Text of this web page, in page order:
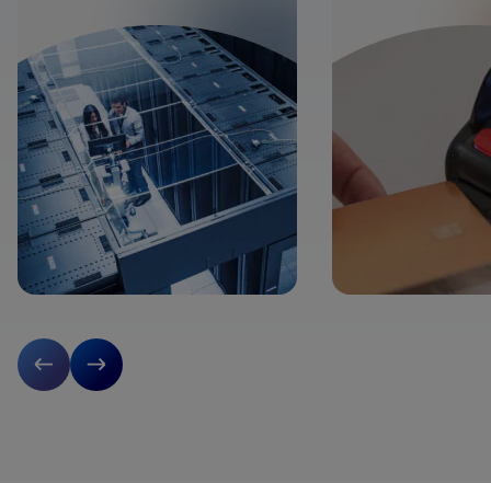
Diapositive précédente
Diapositive suivante